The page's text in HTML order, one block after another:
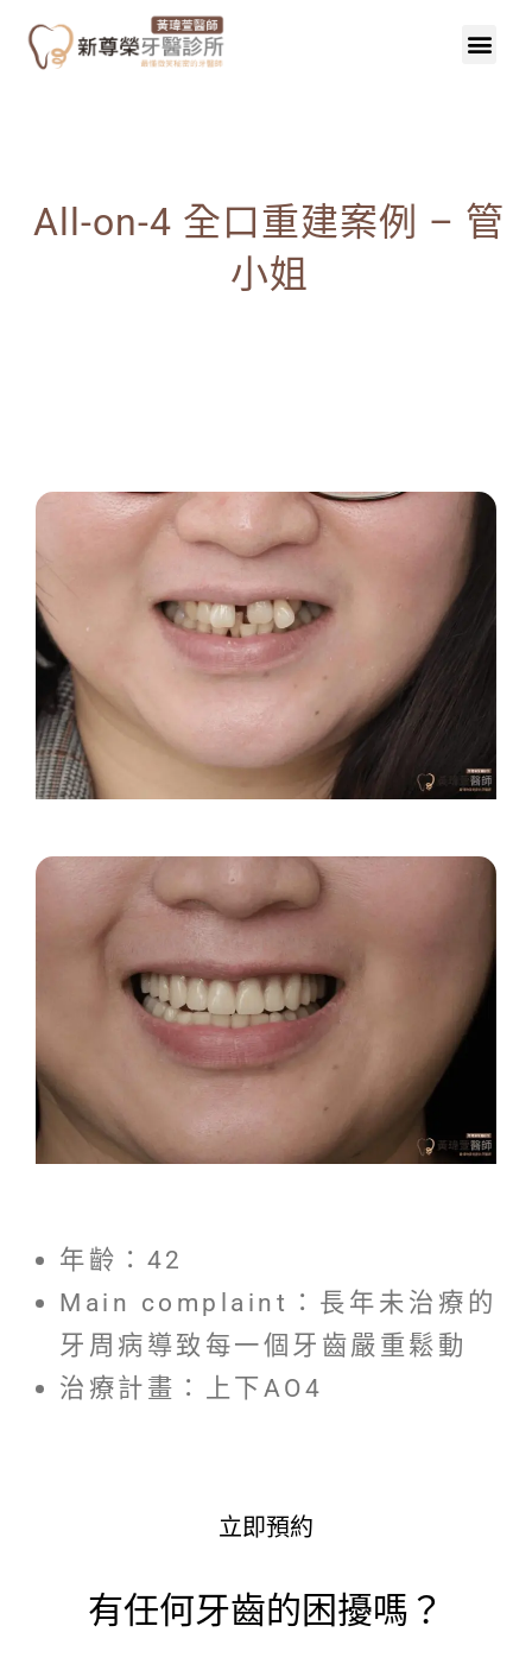
All-on-4 全口重建案例 – 管
小姐
年齡：42
Main complaint：長年未治療的
牙周病導致每一個牙齒嚴重鬆動
治療計畫：上下AO4
立即預約
有任何牙齒的困擾嗎？